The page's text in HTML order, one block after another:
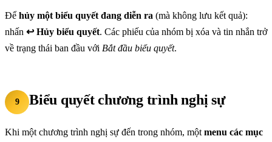
Để hủy một biểu quyết đang diễn ra (mà không lưu kết quả):
nhấn ↩️ Hủy biểu quyết. Các phiếu của nhóm bị xóa và tin nhắn trở
về trạng thái ban đầu với Bắt đầu biểu quyết.
9 Biểu quyết chương trình nghị sự
Khi một chương trình nghị sự đến trong nhóm, một menu các mục